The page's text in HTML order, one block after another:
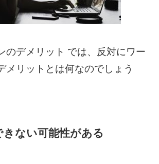
のデメリット では、反対にワー
メリットとは何なのでしょう
きない可能性がある